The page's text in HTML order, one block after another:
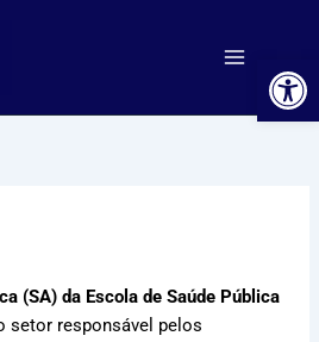
(SA) da Escola de Saúde Pública
setor responsável pelos